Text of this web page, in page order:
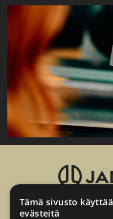
Jalonom Oy
Tämä sivusto käyttää
evästeitä